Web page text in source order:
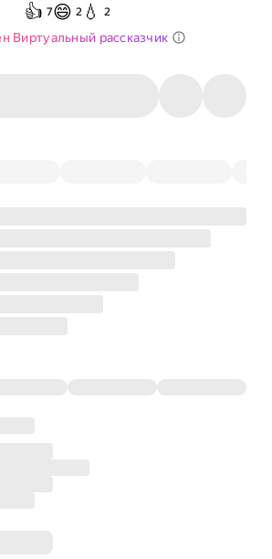
👍 7😄 2 💧 2
Виртуальный рассказчик